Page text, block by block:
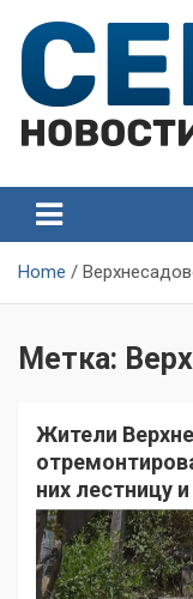
content
Севастополя
Home
Метка:
Жители
них лестницу